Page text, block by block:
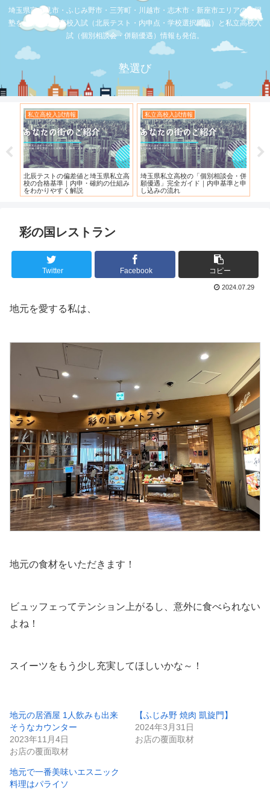
埼玉県富士見市・ふじみ野市・三芳町・川越市・志木市・新座市エリアの学習
塾を比較。公立高校入試（北辰テスト・内申点・学校選択問題）と私立高校入
試（個別相談会・併願優遇）情報も発信。
塾選び
試情報
の偏差値と埼玉県私立高
準｜内申・確約の仕組み
すく解説
私立高校入試情報
埼玉県私立高校の「個別相談会・併
願優遇」完全ガイド｜内申基準と申
お店の覆面取材
【スシロー三芳店】
れている！！！
彩の国レストラン
Twitter Facebook コピー
2024.07.29
地元を愛する私は、
地元の食材をいただきます！
ビュッフェってテンション上がるし、意外に食べられない
よね！
スイーツをもう少し充実してほしいかな～！
地元の居酒屋 1人飲みも出来
そうなカウンター
2023年11月4日
お店の覆面取材
【ふじみ野 焼肉 凱旋門】
2024年3月31日
お店の覆面取材
地元で一番美味いエスニック
料理はパライソ